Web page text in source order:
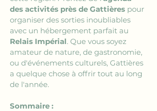
des activités près de Gattières pour
organiser des sorties inoubliables
avec un hébergement parfait au
Relais Impérial. Que vous soyez
amateur de nature, de gastronomie,
ou d'événements culturels, Gattières
a quelque chose à offrir tout au long
de l'année.
Sommaire :